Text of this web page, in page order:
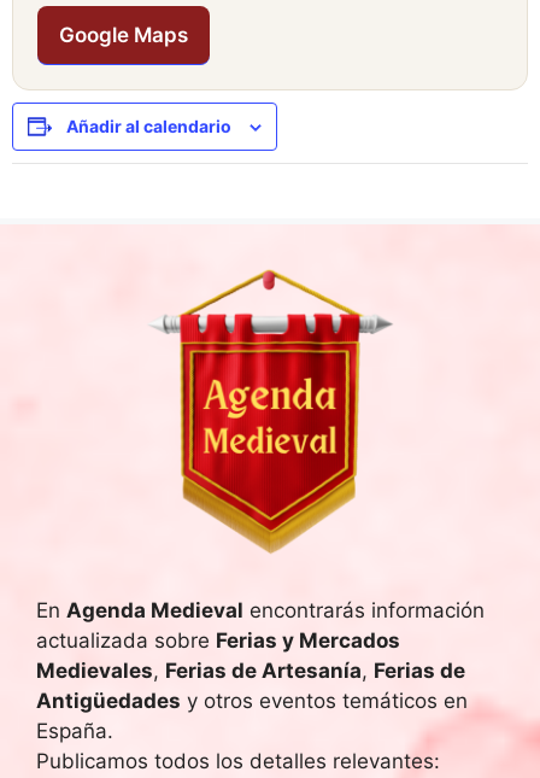
Google Maps
Añadir al calendario
En Agenda Medieval encontrarás información
actualizada sobre Ferias y Mercados
Medievales, Ferias de Artesanía, Ferias de
Antigüedades y otros eventos temáticos en
España.
Publicamos todos los detalles relevantes: